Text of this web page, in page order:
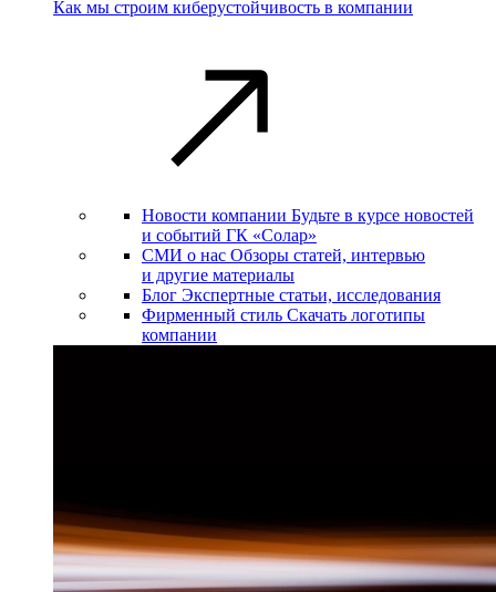
Как мы строим киберустойчивость в компании
Новости компании Будьте в курсе новостей
и событий ГК «Солар»
СМИ о нас Обзоры статей, интервью
и другие материалы
Блог Экспертные статьи, исследования
Фирменный стиль Скачать логотипы
компании